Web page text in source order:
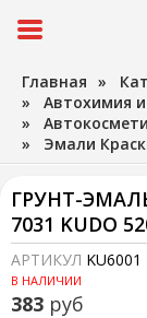
Главная »
» Автохимия
»
» Эмали
ГРУНТ-
7031 KUDO
АРТИКУЛ KU6001
В НАЛИЧИИ
383 руб